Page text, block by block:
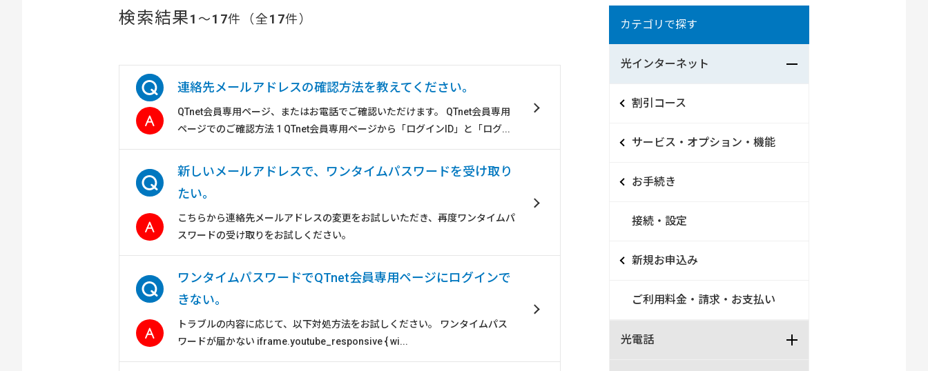
検索結果1 ～17件（全17件）
連絡先メールアドレスの確認方法を教えてください。
QTnet会員専用ページ、またはお電話でご確認いただけます。 QTnet会員専用
ページでのご確認方法 1 QTnet会員専用ページから「ログインID」と「ログ...
新しいメールアドレスで、ワンタイムパスワードを受け取り
たい。
こちらから連絡先メールアドレスの変更をお試しいただき、再度ワンタイムパ
スワードの受け取りをお試しください。
ワンタイムパスワードでQTnet会員専用ページにログインで
きない。
トラブルの内容に応じて、以下対処方法をお試しください。 ワンタイムパス
ワードが届かない iframe.youtube_responsive { wi...
カテゴリで探す
光インターネット
割引コース
サービス・オプション・機能
お手続き
接続・設定
新規お申込み
ご利用料金・請求・お支払い
光電話